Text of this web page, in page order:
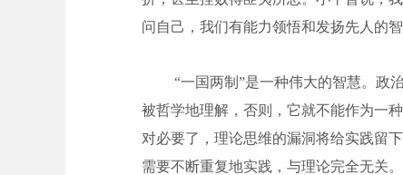
问自己，我们有能力领悟和发扬先人的
“一国两制”是一种伟大的智慧。政
被哲学地理解，否则，它就不能作为一
对必要了，理论思维的漏洞将给实践留
需要不断重复地实践，与理论完全无关。